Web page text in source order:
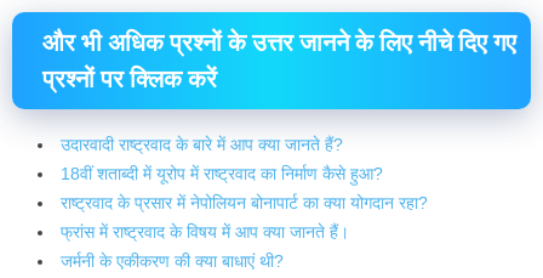
और भी अधिक प्रश्नों के उत्तर जानने के लिए नीचे दिए गए
प्रश्नों पर क्लिक करें
उदारवादी राष्ट्रवाद के बारे में आप क्या जानते हैं?
18वीं शताब्दी में यूरोप में राष्ट्रवाद का निर्माण कैसे हुआ?
राष्ट्रवाद के प्रसार में नेपोलियन बोनापार्ट का क्या योगदान रहा?
फ्रांस में राष्ट्रवाद के विषय में आप क्या जानते हैं।
जर्मनी के एकीकरण की क्या बाधाएं थी?